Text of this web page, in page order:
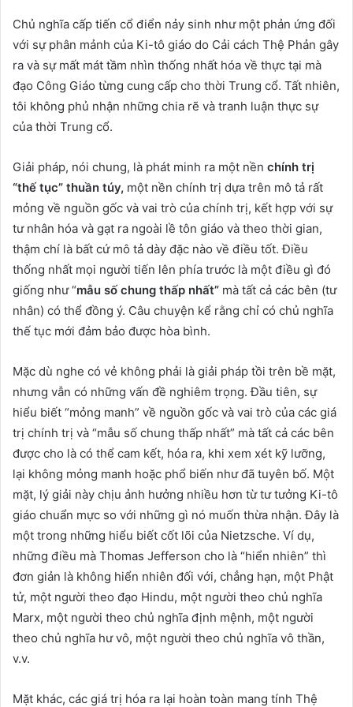
Chủ nghĩa cấp tiến cổ điển nảy sinh như một phản ứng đối
với sự phân mảnh của Ki-tô giáo do Cải cách Thệ Phản gây
ra và sự mất mát tầm nhìn thống nhất hóa về thực tại mà
đạo Công Giáo từng cung cấp cho thời Trung cổ. Tất nhiên,
tôi không phủ nhận những chia rẽ và tranh luận thực sự
của thời Trung cổ.
Giải pháp, nói chung, là phát minh ra một nền chính trị
“thế tục” thuần túy, một nền chính trị dựa trên mô tả rất
mỏng về nguồn gốc và vai trò của chính trị, kết hợp với sự
tư nhân hóa và gạt ra ngoài lề tôn giáo và theo thời gian,
thậm chí là bất cứ mô tả dày đặc nào về điều tốt. Điều
thống nhất mọi người tiến lên phía trước là một điều gì đó
giống như “mẫu số chung thấp nhất” mà tất cả các bên (tư
nhân) có thể đồng ý. Câu chuyện kể rằng chỉ có chủ nghĩa
thế tục mới đảm bảo được hòa bình.
Mặc dù nghe có vẻ không phải là giải pháp tồi trên bề mặt,
nhưng vẫn có những vấn đề nghiêm trọng. Đầu tiên, sự
hiểu biết “mỏng manh” về nguồn gốc và vai trò của các giá
trị chính trị và “mẫu số chung thấp nhất” mà tất cả các bên
được cho là có thể cam kết, hóa ra, khi xem xét kỹ lưỡng,
lại không mỏng manh hoặc phổ biến như đã tuyên bố. Một
mặt, lý giải này chịu ảnh hưởng nhiều hơn từ tư tưởng Ki-tô
giáo chuẩn mực so với những gì nó muốn thừa nhận. Đây là
một trong những hiểu biết cốt lõi của Nietzsche. Ví dụ,
những điều mà Thomas Jefferson cho là “hiển nhiên” thì
đơn giản là không hiển nhiên đối với, chẳng hạn, một Phật
tử, một người theo đạo Hindu, một người theo chủ nghĩa
Marx, một người theo chủ nghĩa định mệnh, một người
theo chủ nghĩa hư vô, một người theo chủ nghĩa vô thần,
v.v.
Mặt khác, các giá trị hóa ra lại hoàn toàn mang tính Thệ